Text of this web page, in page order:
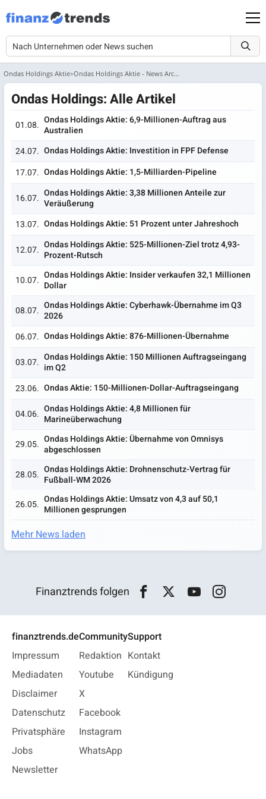
Ondas Holdings Aktie Ondas Holdings Aktie - News Archiv
Ondas Holdings: Alle Artikel
01.08. Ondas Holdings Aktie: 6,9-Millionen-Auftrag aus
Australien
24.07. Ondas Holdings Aktie: Investition in FPF Defense
17.07. Ondas Holdings Aktie: 1,5-Milliarden-Pipeline
16.07. Ondas Holdings Aktie: 3,38 Millionen Anteile zur
Veräußerung
13.07. Ondas Holdings Aktie: 51 Prozent unter Jahreshoch
12.07. Ondas Holdings Aktie: 525-Millionen-Ziel trotz 4,93-
Prozent-Rutsch
10.07. Ondas Holdings Aktie: Insider verkaufen 32,1 Millionen
Dollar
08.07. Ondas Holdings Aktie: Cyberhawk-Übernahme im Q3
2026
06.07. Ondas Holdings Aktie: 876-Millionen-Übernahme
03.07. Ondas Holdings Aktie: 150 Millionen Auftragseingang
im Q2
23.06. Ondas Aktie: 150-Millionen-Dollar-Auftragseingang
04.06. Ondas Holdings Aktie: 4,8 Millionen für
Marineüberwachung
29.05. Ondas Holdings Aktie: Übernahme von Omnisys
abgeschlossen
28.05. Ondas Holdings Aktie: Drohnenschutz-Vertrag für
Fußball-WM 2026
26.05. Ondas Holdings Aktie: Umsatz von 4,3 auf 50,1
Millionen gesprungen
Mehr News laden
Finanztrends folgen
finanztrends.de
Impressum
Mediadaten
Disclaimer
Datenschutz
Privatsphäre
Jobs
Newsletter
Community
Redaktion
Youtube
X
Facebook
Instagram
WhatsApp
Support
Kontakt
Kündigung